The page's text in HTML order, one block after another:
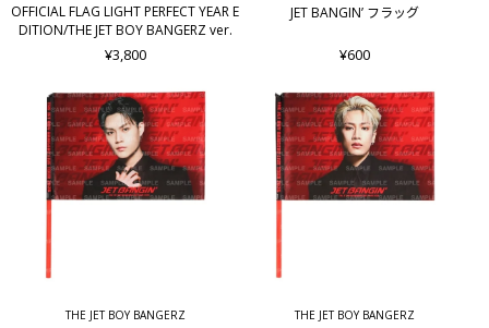
OFFICIAL FLAG LIGHT PERFECT YEAR E
DITION/THE JET BOY BANGERZ ver.
¥3,800
JET BANGIN’ フラッグ
¥600
THE JET BOY BANGERZ THE JET BOY BANGERZ